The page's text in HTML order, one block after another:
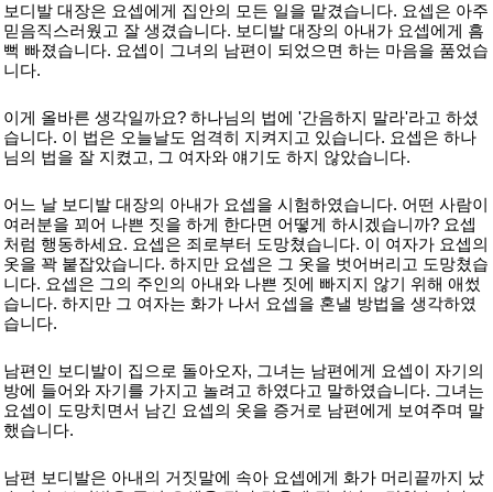
보디발 대장은 요셉에게 집안의 모든 일을 맡겼습니다. 요셉은 아주
믿음직스러웠고 잘 생겼습니다. 보디발 대장의 아내가 요셉에게 흠
뻑 빠졌습니다. 요셉이 그녀의 남편이 되었으면 하는 마음을 품었습
니다.
이게 올바른 생각일까요? 하나님의 법에 '간음하지 말라'라고 하셨
습니다. 이 법은 오늘날도 엄격히 지켜지고 있습니다. 요셉은 하나
님의 법을 잘 지켰고, 그 여자와 얘기도 하지 않았습니다.
어느 날 보디발 대장의 아내가 요셉을 시험하였습니다. 어떤 사람이
여러분을 꾀어 나쁜 짓을 하게 한다면 어떻게 하시겠습니까? 요셉
처럼 행동하세요. 요셉은 죄로부터 도망쳤습니다. 이 여자가 요셉의
옷을 꽉 붙잡았습니다. 하지만 요셉은 그 옷을 벗어버리고 도망쳤습
니다. 요셉은 그의 주인의 아내와 나쁜 짓에 빠지지 않기 위해 애썼
습니다. 하지만 그 여자는 화가 나서 요셉을 혼낼 방법을 생각하였
습니다.
남편인 보디발이 집으로 돌아오자, 그녀는 남편에게 요셉이 자기의
방에 들어와 자기를 가지고 놀려고 하였다고 말하였습니다. 그녀는
요셉이 도망치면서 남긴 요셉의 옷을 증거로 남편에게 보여주며 말
했습니다.
남편 보디발은 아내의 거짓말에 속아 요셉에게 화가 머리끝까지 났